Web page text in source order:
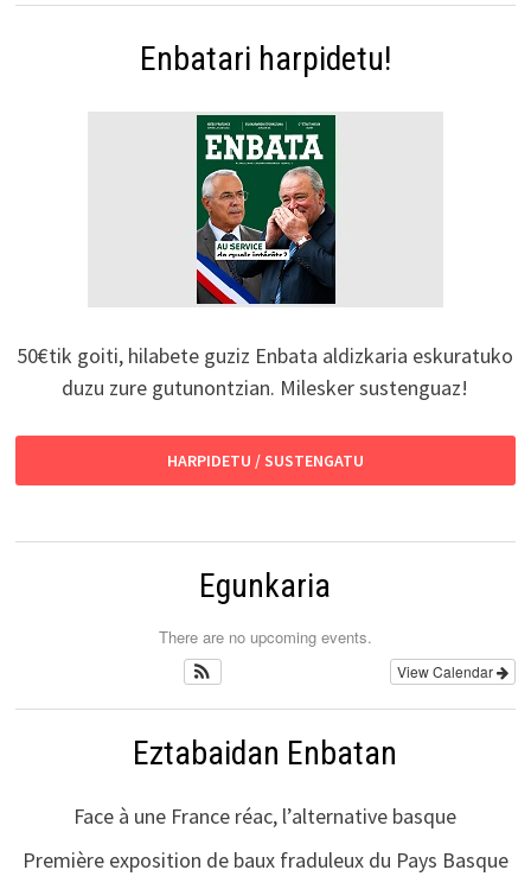
Enbatari harpidetu!
50€tik goiti, hilabete guziz Enbata aldizkaria eskuratuko
duzu zure gutunontzian. Milesker sustenguaz!
HARPIDETU / SUSTENGATU
Egunkaria
There are no upcoming events.
View Calendar
Eztabaidan Enbatan
Face à une France réac, l’alternative basque
Première exposition de baux fraduleux du Pays Basque